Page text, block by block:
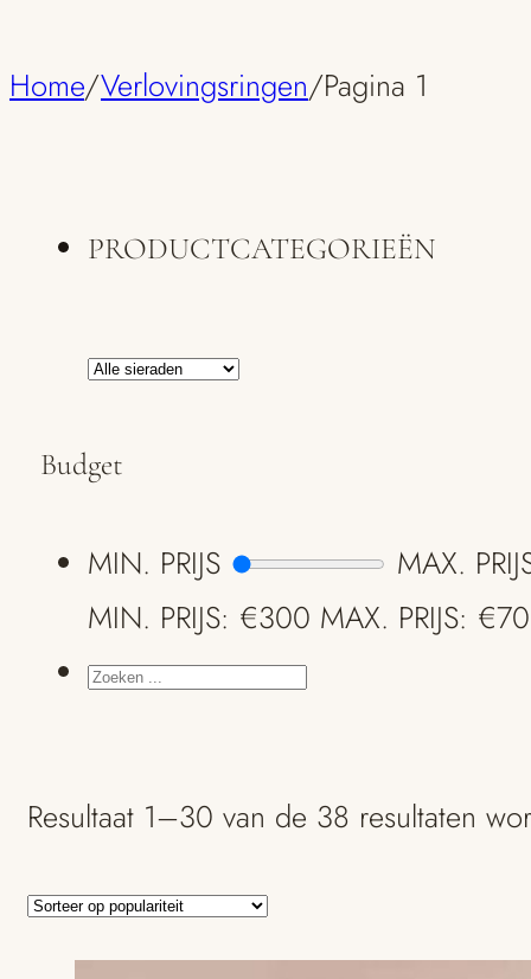
Home/Verlovingsringen/Pagina 1
PRODUCTCATEGORIEËN
Budget
MIN. PRIJS
MAX.
MIN. PRIJS: €300 MAX. PRIJS:
ZOEKEN
Resultaat 1–30 van de 38 resultaten